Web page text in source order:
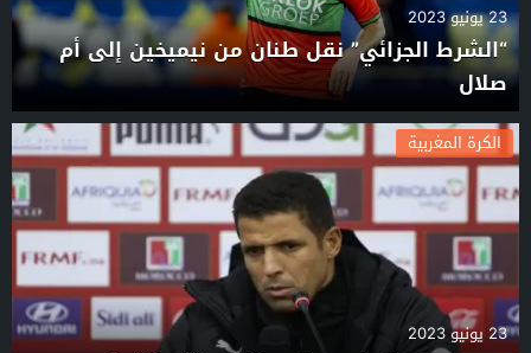
23 يونيو 2023
“الشرط الجزائي” نقل طنان من نيميخين إلى أم
صلال
الكرة المغربية
23 يونيو 2023